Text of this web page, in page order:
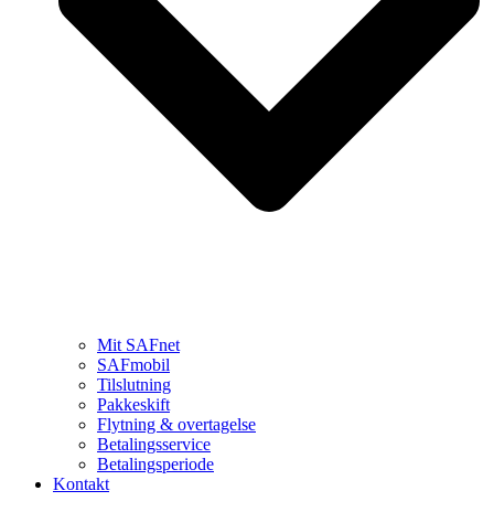
Mit SAFnet
SAFmobil
Tilslutning
Pakkeskift
Flytning & overtagelse
Betalingsservice
Betalingsperiode
Kontakt